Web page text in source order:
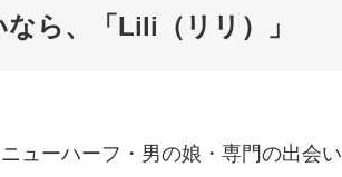
ら、「Lili（リリ）」
ューハーフ・男の娘・専門の出会い